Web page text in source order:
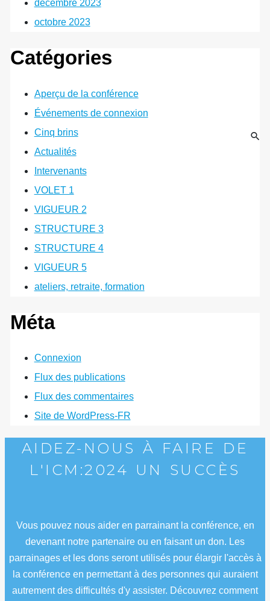
décembre 2023
octobre 2023
Catégories
Aperçu de la conférence
Événements de connexion
Cinq brins
Actualités
Intervenants
VOLET 1
VIGUEUR 2
STRUCTURE 3
STRUCTURE 4
VIGUEUR 5
ateliers, retraite, formation
Méta
Connexion
Flux des publications
Flux des commentaires
Site de WordPress-FR
AIDEZ-NOUS À FAIRE DE
L'ICM:2024 UN SUCCÈS
Vous pouvez nous aider en parrainant la conférence, en
devenant notre partenaire ou en faisant un don. Les
parrainages et les dons seront utilisés pour élargir l'accès à
la conférence en permettant à des personnes qui auraient
autrement des difficultés d'y assister. Découvrez comment